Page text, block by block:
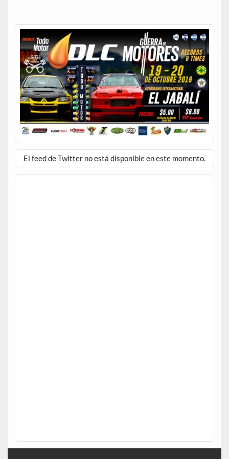
El feed de Twitter no está disponible en este momento.